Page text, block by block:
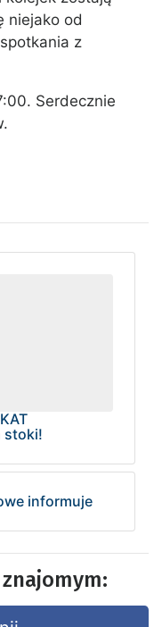
niejako od
z
Serdecznie
stoki!
informuje